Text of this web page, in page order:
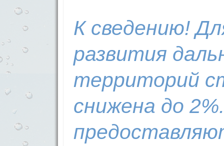
К сведению!
развития
территорий
снижена до